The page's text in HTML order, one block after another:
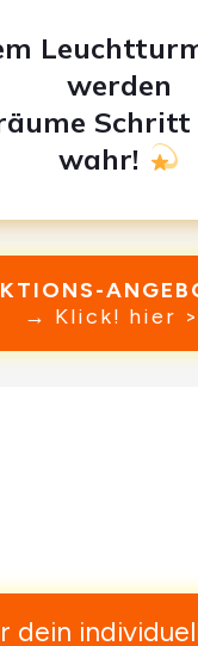
werden
wahr!
→ Klick! hier
dein